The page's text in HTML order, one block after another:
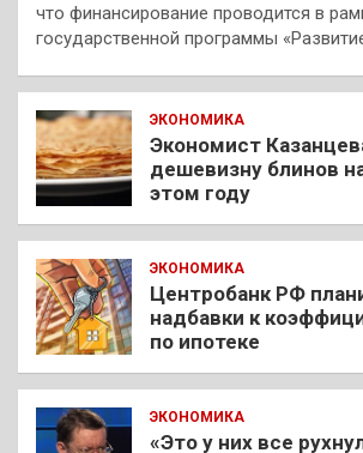
что финансирование проводится в
государственной программы
ЭКОНОМИКА
Экономист
дешевизну блинов
этом году
ЭКОНОМИКА
Центробанк РФ
надбавки к
по ипотеке
ЭКОНОМИКА
«Это у них все